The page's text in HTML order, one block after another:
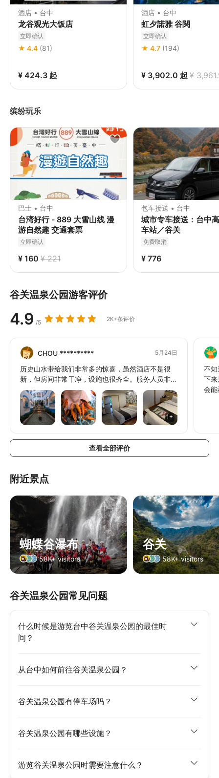
酒店 • 台中
龙谷观光大饭店
立即确认
★ 4.4 (81)
¥ 424.3 起
酒店 • 台中
虹夕諾雅 谷関
立即确认
★ 4.7 (194)
¥ 3,902.0 起 ¥
缤纷玩乐
巴士 • 台中
台湾好行 - 889 大雪山线 漫
游自然趣 交通套票
立即确认
¥ 160 ¥ 221
包车接送 • 台中
城市专车接送：台中
车站／谷关
免费取消
¥ 776
谷关温泉公园游客评价
4.9 /5 2K+条评价
CHOU ********** 5月24日
历史山水带给我们非常多的惊喜，虽然酒店不是很
新，但房间非常干净，设施也很齐全。服务人员非常
亲切细心，无论是停车引导、房间介绍还是酒店环境
说明，都非常棒。大众浴池设施虽然不大，但该有的
都有了，而且保持得非常干净。
1+
不
下
会
查看全部评价
附近景点
蝴蝶谷瀑布
58K+ visitors
谷关
58K+ visitors
谷关温泉公园常见问题
什么时候是游览台中谷关温泉公园的最佳时
间？
从台中如何前往谷关温泉公园？
谷关温泉公园有停车场吗？
谷关温泉公园有哪些设施？
游览谷关温泉公园时需要注意什么？